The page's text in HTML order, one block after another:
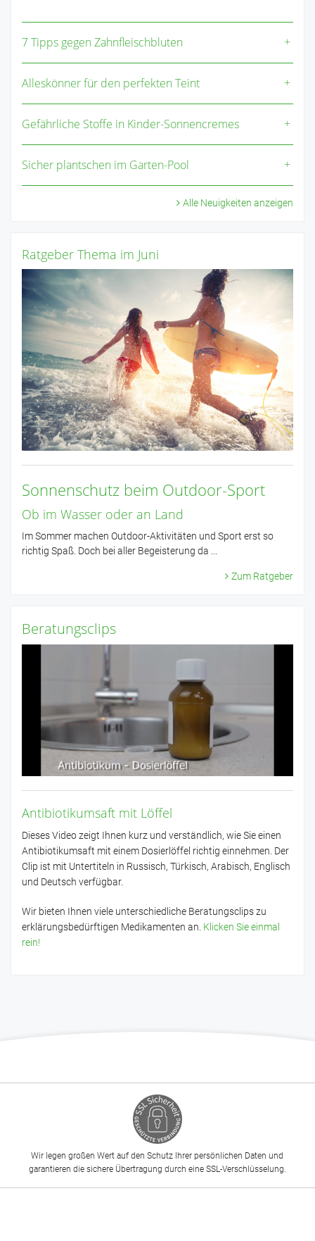
7 Tipps gegen Zahnfleischbluten
Alleskönner für den perfekten Teint
Gefährliche Stoffe in Kinder-Sonnencremes
Sicher plantschen im Garten-Pool
Alle Neuigkeiten anzeigen
Ratgeber Thema im Juni
Sonnenschutz beim Outdoor-Sport
Ob im Wasser oder an Land
Im Sommer machen Outdoor-Aktivitäten und Sport erst so
richtig Spaß. Doch bei aller Begeisterung da ...
Zum Ratgeber
Beratungsclips
Antibiotikumsaft mit Löffel
Dieses Video zeigt Ihnen kurz und verständlich, wie Sie einen
Antibiotikumsaft mit einem Dosierlöffel richtig einnehmen. Der
Clip ist mit Untertiteln in Russisch, Türkisch, Arabisch, Englisch
und Deutsch verfügbar.
Wir bieten Ihnen viele unterschiedliche Beratungsclips zu
erklärungsbedürftigen Medikamenten an. Klicken Sie einmal
rein!
Wir legen großen Wert auf den Schutz Ihrer persönlichen Daten und
garantieren die sichere Übertragung durch eine SSL-Verschlüsselung.